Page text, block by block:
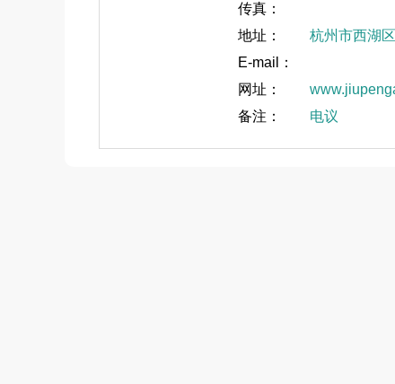
传真：
地址：
杭州市西湖
E-mail：
网址：
备注：
电议